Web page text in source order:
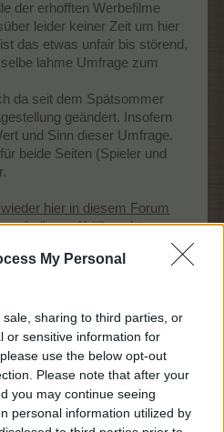
My Personal
sharing to third parties, or
or sensitive information for
use the below opt-out
Please note that after your
you may continue seeing
personal information utilized by
der erhofften Werbefilme
leider keiner Zeit um hier
das etwas unfair bis störend,
lahme Umfrage zum
da seit dem Spätsommer
geändert. Insofern
und Sinn dieser Umfrage.
beide Seiten (Spieler und
hier in diesem Forum
diesen Kritikpunkt an
schade, dass man im Spiel
wurden. Man stellt da z.B. 5
sich einige Tage später über
Farmkonto. Nur weiß man
hergekommen ist.
der Art "Artikel XX wurde
gekauft" würde mir da
Eventuell könnte man diese